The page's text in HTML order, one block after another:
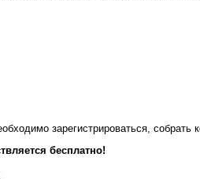
зарегистрироваться,
бесплатно!